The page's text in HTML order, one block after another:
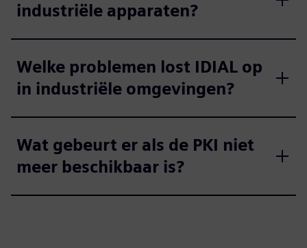
industriële apparaten?
Welke problemen lost IDIAL op
in industriële omgevingen?
Wat gebeurt er als de PKI niet
meer beschikbaar is?